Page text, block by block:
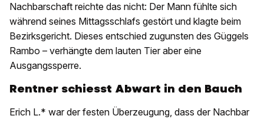
Nachbarschaft reichte das nicht: Der Mann fühlte sich
während seines Mittagsschlafs gestört und klagte beim
Bezirksgericht. Dieses entschied zugunsten des Güggels
Rambo – verhängte dem lauten Tier aber eine
Ausgangssperre.
Rentner schiesst Abwart in den Bauch
Erich L.* war der festen Überzeugung, dass der Nachbar